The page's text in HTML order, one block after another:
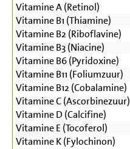
Vitamine A (Retinol)
Vitamine B1 (Thiamine)
Vitamine B2 (Riboflavine)
Vitamine B3 (Niacine)
Vitamine B6 (Pyridoxine)
Vitamine B11 (Foliumzuur)
Vitamine B12 (Cobalamine)
Vitamine C (Ascorbinezuur)
Vitamine D (Calcifine)
Vitamine E (Tocoferol)
Vitamine K (Fylochinon)